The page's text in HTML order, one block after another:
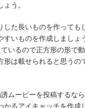
う。
した長いものを作っても
すいものを作成しましょ
いるので正方形の形で
形は載せられると思うの
ムービーを投稿するな
かるアイキャッチを作成